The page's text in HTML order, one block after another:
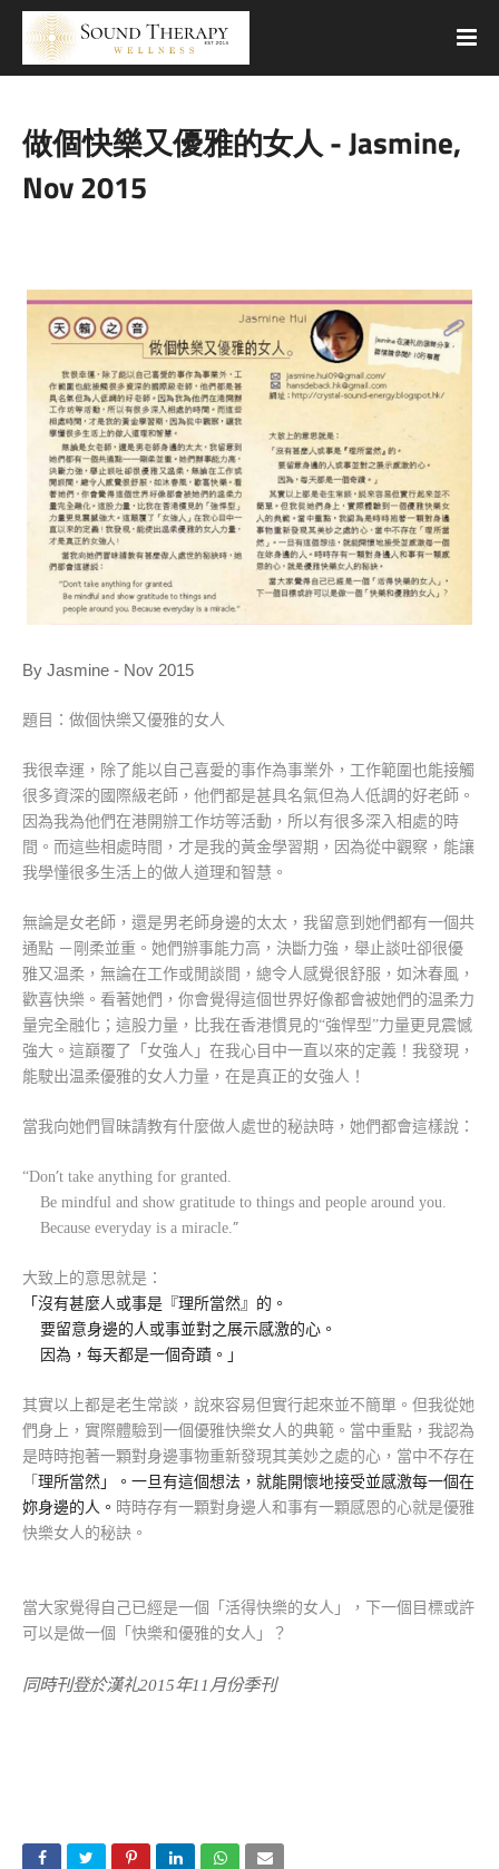
做個快樂又優雅的女人 - Jasmine,
Nov 2015
By Jasmine - Nov 2015
題目： 做個快樂又優雅的女人
我很幸運，除了 能以 自己喜愛的事作為事業外，工作範圍也能接觸
很多資深的國際級老師，他們都是甚具名氣但為人低調的好老師。
因為我為他們在港開辦工作坊等活動，所以有很多深入相處的時
間。而這些相處時間，才是我的黃金學習期，因為從中觀察，能讓
我學懂很多生活上的做人道理和智慧。
無論是女老師，還是男老師身邊的太太，我留意到她們都有一個共
通點 －剛柔並重。她們辦事能力高， 決斷力強， 舉止談吐卻很優
雅又温柔，無論在工作或閒談間，總令人感覺很舒服，如沐春風，
歡喜快樂。看著她們，你會覺得這個世界好像都會被她們的温柔力
量完全融化；這股力量，比我在香港慣見的“強悍型”力量更見震憾
強大。這巔覆了「女強人」在我心目中一直以來的定義！我發現，
能駛出温柔優雅的女人力量，在是真正的女強人！
當我向她們冒昧請教有什麼做人處世的秘訣時，她們都會這樣說：
“Don’t take anything for granted.
Be mindful and show gratitude to things and people around you.
Because everyday is a miracle.”
大致上的意思就是：
「沒有甚麼人或事是『理所當然』的。
要留意身邊的人或事並對之展示感激的心。
因為，每天都是一個奇蹟。」
其實以上都是老生常談， 說來容易但實行起來並不簡單。但我從她
們身上，實際體驗到一個優雅快樂女人的典範。當中重點，我認為
是時時抱著一顆對身邊事物重新發現其美妙之處的心，當中不存在
「 理所當然」。一旦有這個想法，就能開懷地接受並感激每一個在
妳身邊的人。 時時存有一顆對身邊人和事有一顆感恩的心就是優雅
快樂女人的秘訣。
當大家覺得自己已經是一個「活得快樂的女人」，下一個目標或許
可以是做一個「快樂和優雅的女人」？
同時刊登於漢礼2015年11月份季刊